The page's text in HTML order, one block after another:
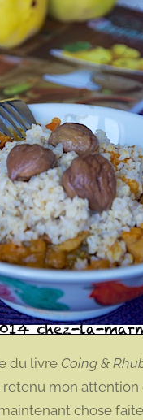
du livre Coing &
mon
chose